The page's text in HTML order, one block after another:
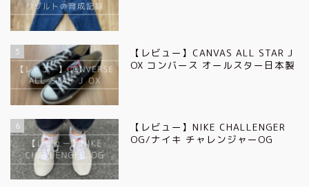
5
【レビュー】CANVAS ALL STAR J
OX コンバース オールスター日本製
6
【レビュー】NIKE CHALLENGER
OG/ナイキ チャレンジャーOG